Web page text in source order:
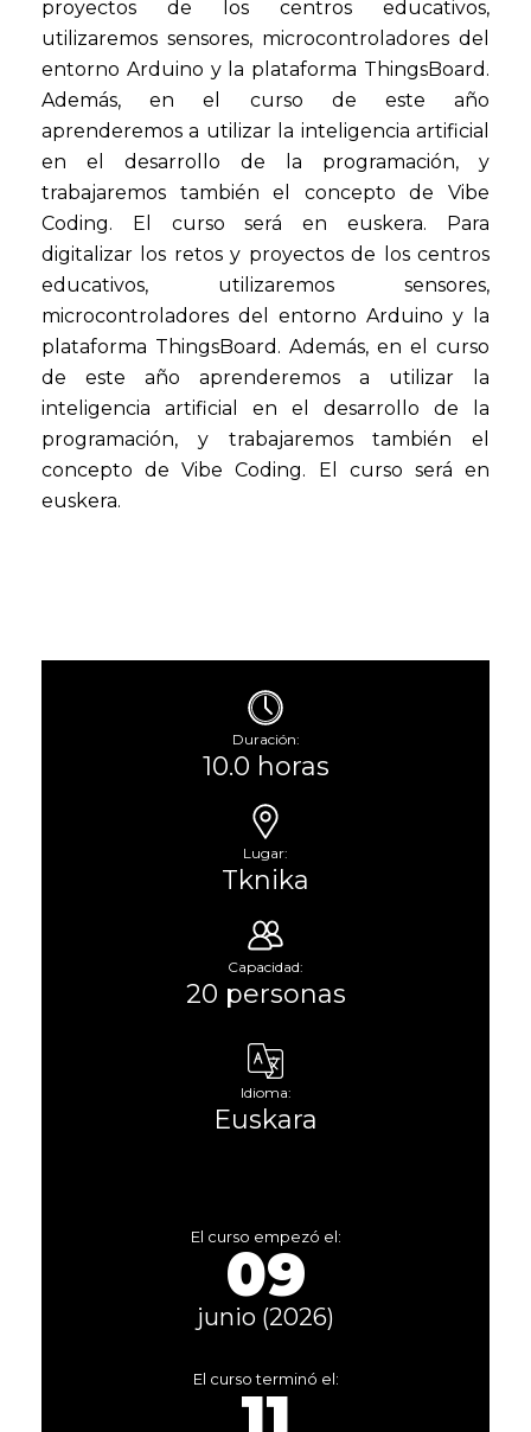
proyectos de los centros educativos,
utilizaremos sensores, microcontroladores del
entorno Arduino y la plataforma ThingsBoard.
Además, en el curso de este año
aprenderemos a utilizar la inteligencia artificial
en el desarrollo de la programación, y
trabajaremos también el concepto de Vibe
Coding. El curso será en euskera. Para
digitalizar los retos y proyectos de los centros
educativos, utilizaremos sensores,
microcontroladores del entorno Arduino y la
plataforma ThingsBoard. Además, en el curso
de este año aprenderemos a utilizar la
inteligencia artificial en el desarrollo de la
programación, y trabajaremos también el
concepto de Vibe Coding. El curso será en
euskera.
Duración:
10.0 horas
Lugar:
Tknika
Capacidad:
20 personas
Idioma:
Euskara
El curso empezó el:
09
junio (2026)
El curso terminó el:
11